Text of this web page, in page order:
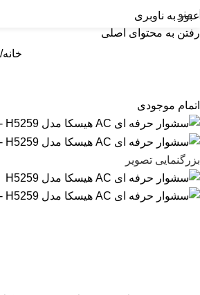
عبور به ناوبری
رفتن به محتوای اصلی
منو
خانه
اتمام موجودی
بزرگنمایی تصویر